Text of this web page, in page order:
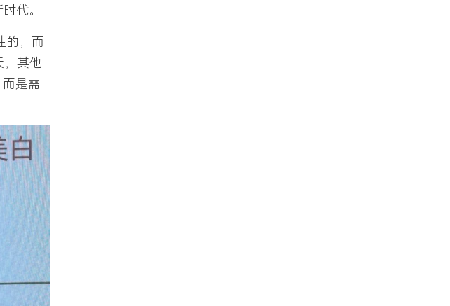
代。
的，而
其他
是需